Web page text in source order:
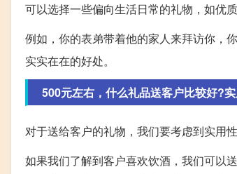
可以选择一些偏向生活日常的礼物，如优
例如，你的表弟带着他的家人来拜访你，
实实在在的好处。
500元左右，什么礼品送客户比较好?
对于送给客户的礼物，我们要考虑到实用
如果我们了解到客户喜欢饮酒，我们可以